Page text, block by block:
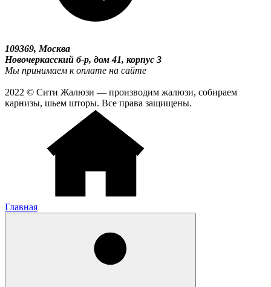
109369, Москва
Новочеркасский б-р, дом 41, корпус 3
Мы принимаем к оплате на сайте
2022 © Сити Жалюзи — производим жалюзи, собираем
карнизы, шьем шторы. Все права защищены.
Главная